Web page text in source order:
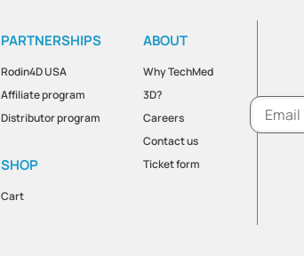
PARTNERSHIPS
Rodin4D USA
Affiliate program
Distributor program
SHOP
Cart
ABOUT
Why TechMed
3D?
Careers
Contact us
Ticket form